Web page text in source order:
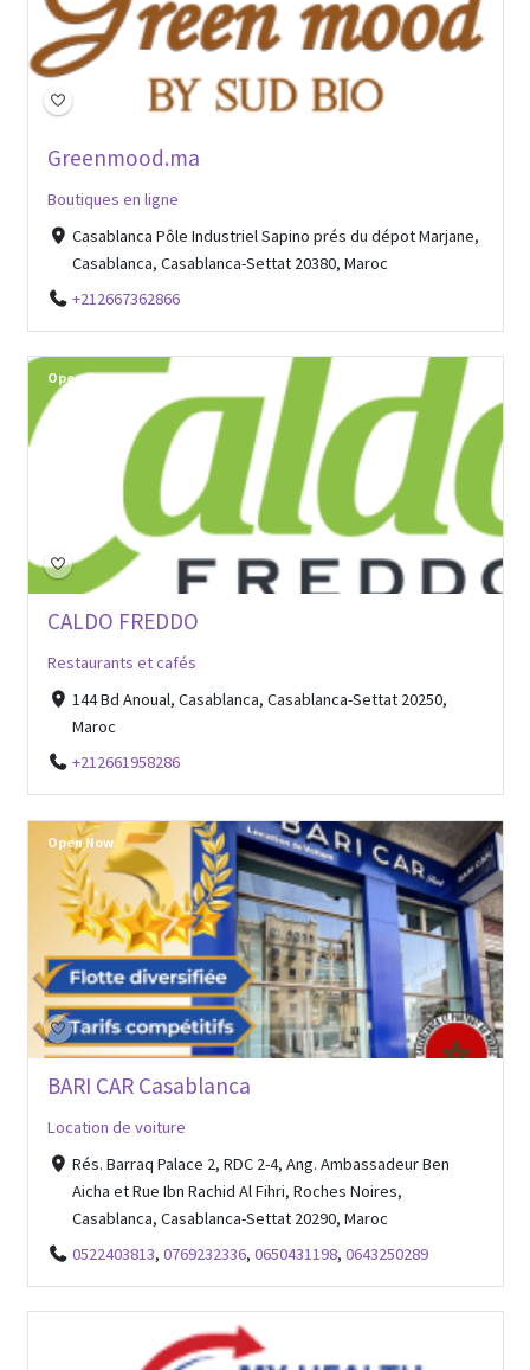
Greenmood.ma
Boutiques en ligne
Casablanca Pôle Industriel Sapino prés du dépot Marjane,
Casablanca, Casablanca-Settat 20380, Maroc
+212667362866
CALDO FREDDO
Restaurants et cafés
144 Bd Anoual, Casablanca, Casablanca-Settat 20250,
Maroc
+212661958286
Open Now
BARI CAR Casablanca
Location de voiture
Rés. Barraq Palace 2, RDC 2-4, Ang. Ambassadeur Ben
Aicha et Rue Ibn Rachid Al Fihri, Roches Noires,
Casablanca, Casablanca-Settat 20290, Maroc
0522403813, 0769232336, 0650431198, 0643250289
Open Now